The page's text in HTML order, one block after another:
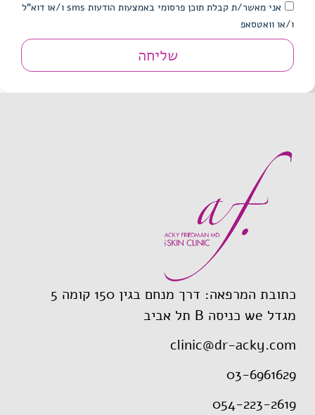
אני מאשר/ת קבלת תוכן פרסומי באמצעות הודעות sms ו/או דוא"ל
ו/או וואטסאפ
שליחה
כתובת המרפאה: דרך מנחם בגין 150 קומה 5
מגדל we כניסה B תל אביב
clinic@dr-acky.com
03-6961629
054-223-2619